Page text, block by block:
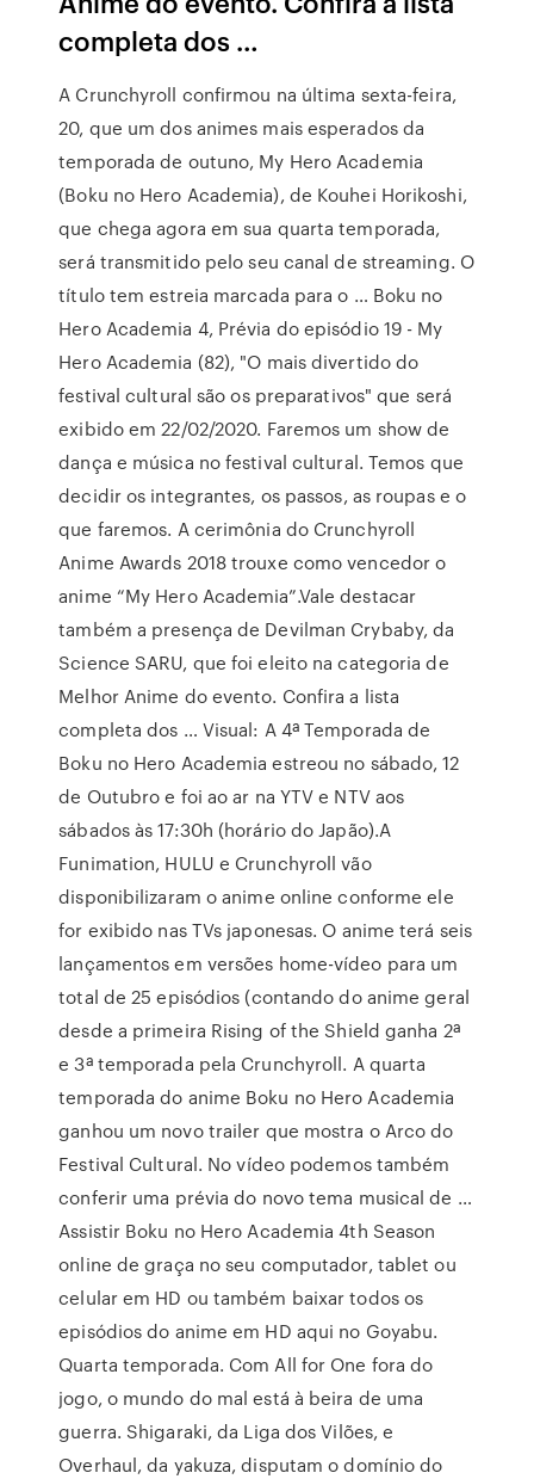
completa dos …
A Crunchyroll confirmou na última sexta-feira,
20, que um dos animes mais esperados da
temporada de outuno, My Hero Academia
(Boku no Hero Academia), de Kouhei Horikoshi,
que chega agora em sua quarta temporada,
será transmitido pelo seu canal de streaming. O
título tem estreia marcada para o … Boku no
Hero Academia 4, Prévia do episódio 19 - My
Hero Academia (82), "O mais divertido do
festival cultural são os preparativos" que será
exibido em 22/02/2020. Faremos um show de
dança e música no festival cultural. Temos que
decidir os integrantes, os passos, as roupas e o
que faremos. A cerimônia do Crunchyroll
Anime Awards 2018 trouxe como vencedor o
anime “My Hero Academia”.Vale destacar
também a presença de Devilman Crybaby, da
Science SARU, que foi eleito na categoria de
Melhor Anime do evento. Confira a lista
completa dos … Visual: A 4ª Temporada de
Boku no Hero Academia estreou no sábado, 12
de Outubro e foi ao ar na YTV e NTV aos
sábados às 17:30h (horário do Japão).A
Funimation, HULU e Crunchyroll vão
disponibilizaram o anime online conforme ele
for exibido nas TVs japonesas. O anime terá seis
lançamentos em versões home-vídeo para um
total de 25 episódios (contando do anime geral
desde a primeira Rising of the Shield ganha 2ª
e 3ª temporada pela Crunchyroll. A quarta
temporada do anime Boku no Hero Academia
ganhou um novo trailer que mostra o Arco do
Festival Cultural. No vídeo podemos também
conferir uma prévia do novo tema musical de …
Assistir Boku no Hero Academia 4th Season
online de graça no seu computador, tablet ou
celular em HD ou também baixar todos os
episódios do anime em HD aqui no Goyabu.
Quarta temporada. Com All for One fora do
jogo, o mundo do mal está à beira de uma
guerra. Shigaraki, da Liga dos Vilões, e
Overhaul, da yakuza, disputam o domínio do